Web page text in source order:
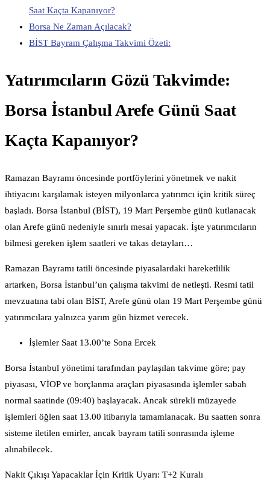
Saat Kaçta Kapanıyor?
Borsa Ne Zaman Açılacak?
BİST Bayram Çalışma Takvimi Özeti:
Yatırımcıların Gözü Takvimde:
Borsa İstanbul Arefe Günü Saat
Kaçta Kapanıyor?
Ramazan Bayramı öncesinde portföylerini yönetmek ve nakit
ihtiyacını karşılamak isteyen milyonlarca yatırımcı için kritik süreç
başladı. Borsa İstanbul (BİST), 19 Mart Perşembe günü kutlanacak
olan Arefe günü nedeniyle sınırlı mesai yapacak. İşte yatırımcıların
bilmesi gereken işlem saatleri ve takas detayları…
Ramazan Bayramı tatili öncesinde piyasalardaki hareketlilik
artarken, Borsa İstanbul’un çalışma takvimi de netleşti. Resmi tatil
mevzuatına tabi olan BİST, Arefe günü olan 19 Mart Perşembe günü
yatırımcılara yalnızca yarım gün hizmet verecek.
İşlemler Saat 13.00’te Sona Ercek
Borsa İstanbul yönetimi tarafından paylaşılan takvime göre; pay
piyasası, VİOP ve borçlanma araçları piyasasında işlemler sabah
normal saatinde (09:40) başlayacak. Ancak sürekli müzayede
işlemleri öğlen saat 13.00 itibarıyla tamamlanacak. Bu saatten sonra
sisteme iletilen emirler, ancak bayram tatili sonrasında işleme
alınabilecek.
Nakit Çıkışı Yapacaklar İçin Kritik Uyarı: T+2 Kuralı